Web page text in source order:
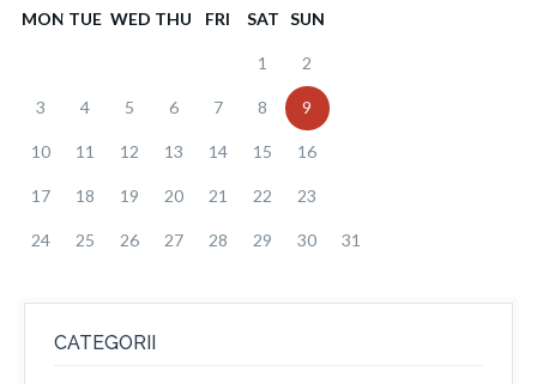
MON TUE WED THU FRI SAT SUN
1 2
3 4 5 6 7 8 9
10 11 12 13 14 15 16
17 18 19 20 21 22 23
24 25 26 27 28 29 30 31
CATEGORII